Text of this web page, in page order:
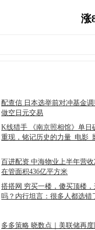
涨
配查信 日本选举前对冲基金
做空日元交易
K线猎手 《南京照相馆》单日
重现，铭记历史的力量_电影_
百进配资 中海物业上半年营
在管面积436亿平方米
搭搭网 穷买一楼，傻买顶楼
吗？内行坦言：很多人都选错
多多策略 晓数点｜美联储再度